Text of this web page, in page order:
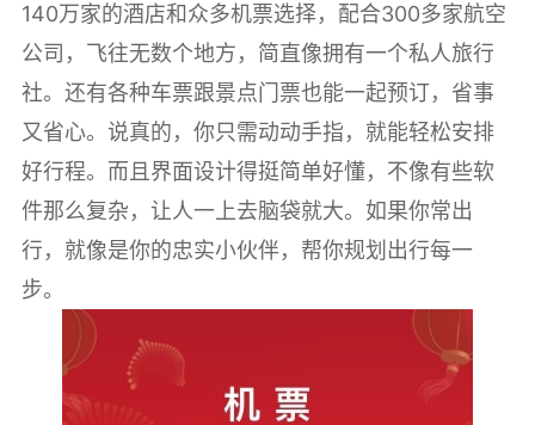
140万家的酒店和众多机票选择，配合300多家航空
公司，飞往无数个地方，简直像拥有一个私人旅行
社。还有各种车票跟景点门票也能一起预订，省事
又省心。说真的，你只需动动手指，就能轻松安排
好行程。而且界面设计得挺简单好懂，不像有些软
件那么复杂，让人一上去脑袋就大。如果你常出
行，就像是你的忠实小伙伴，帮你规划出行每一
步。